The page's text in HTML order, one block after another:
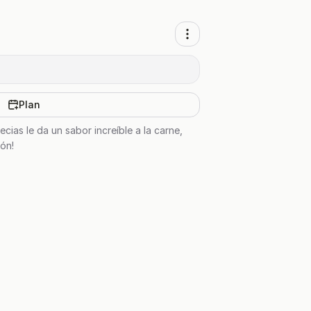
Plan
le da un sabor increíble a la carne,